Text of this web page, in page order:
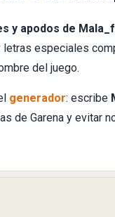
y apodos de
especiales
del juego.
generador: escribe
de Garena y evitar